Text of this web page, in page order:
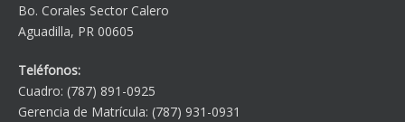
Bo. Corales Sector Calero
Aguadilla, PR 00605
Teléfonos:
Cuadro: (787) 891-0925
Gerencia de Matrícula: (787) 931-0931